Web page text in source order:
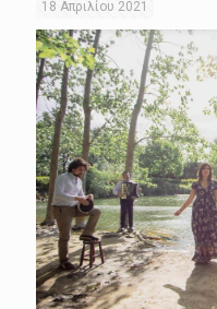
18 Απριλίου 2021